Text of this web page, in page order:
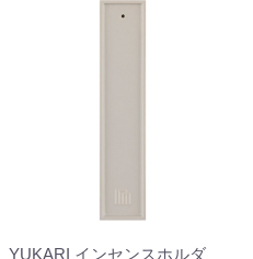
YUKARI インセンスホルダ